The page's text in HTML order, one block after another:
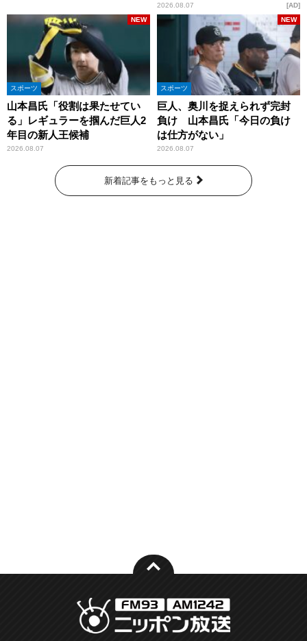
2026.08.07 AD
スポーツ
山本昌氏「役割は果たせてい
る」レギュラーを掴んだ巨人2
年目の新人王候補
2026.08.07
NEW
スポーツ
巨人、奥川を捉えられず完封
負け 山本昌氏「今日の負け
は仕方がない」
2026.08.07
NEW
新着記事をもっと見る